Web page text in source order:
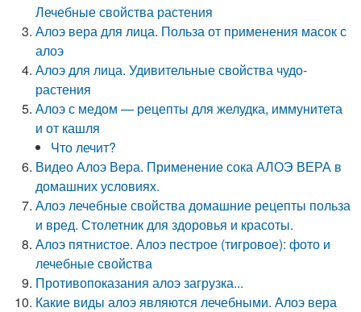
Лечебные свойства растения
Алоэ вера для лица. Польза от применения масок с
алоэ
Алоэ для лица. Удивительные свойства чудо-
растения
Алоэ с медом — рецепты для желудка, иммунитета
и от кашля
Что лечит?
Видео Алоэ Вера. Применение сока АЛОЭ ВЕРА в
домашних условиях.
Алоэ лечебные свойства домашние рецепты польза
и вред. Столетник для здоровья и красоты.
Алоэ пятнистое. Алоэ пестрое (тигровое): фото и
лечебные свойства
Противопоказания алоэ загрузка...
Какие виды алоэ являются лечебными. Алоэ вера